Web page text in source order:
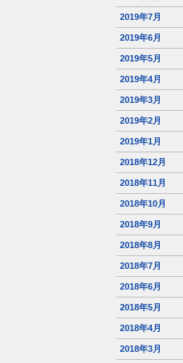
2019年7月
2019年6月
2019年5月
2019年4月
2019年3月
2019年2月
2019年1月
2018年12月
2018年11月
2018年10月
2018年9月
2018年8月
2018年7月
2018年6月
2018年5月
2018年4月
2018年3月